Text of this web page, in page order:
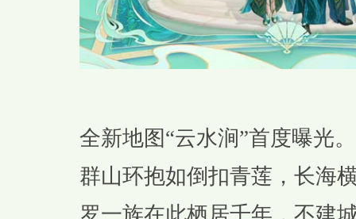
全新地图“云水涧”首度曝光
群山环抱如倒扣青莲，长海
罗一族在此栖居千年，不建